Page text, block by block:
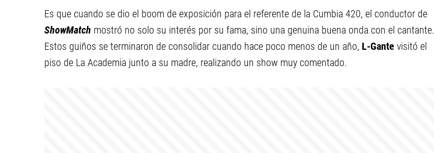
Es que cuando se dio el boom de exposición para el referente de la Cumbia 420, el conductor de
ShowMatch mostró no solo su interés por su fama, sino una genuina buena onda con el cantante.
Estos guiños se terminaron de consolidar cuando hace poco menos de un año, L-Gante visitó el
piso de La Academia junto a su madre, realizando un show muy comentado.